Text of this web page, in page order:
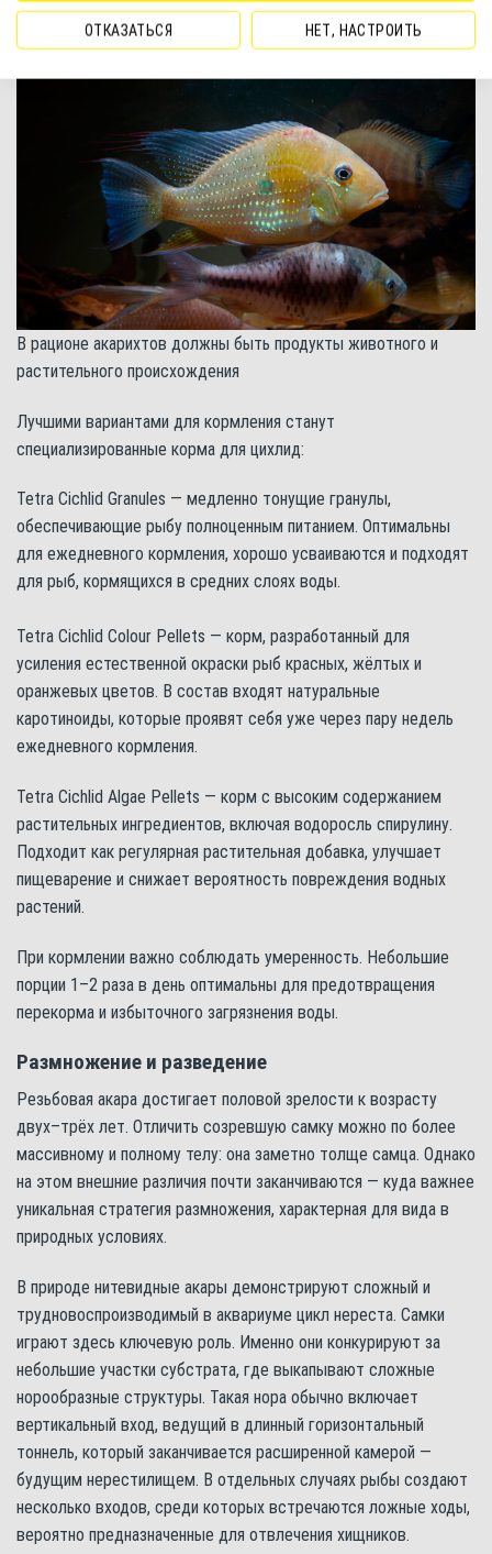
В рационе акарихтов должны быть продукты животного и
растительного происхождения
Лучшими вариантами для кормления станут
специализированные корма для цихлид:
Tetra Cichlid Granules — медленно тонущие гранулы,
обеспечивающие рыбу полноценным питанием. Оптимальны
для ежедневного кормления, хорошо усваиваются и подходят
для рыб, кормящихся в средних слоях воды.
Tetra Cichlid Colour Pellets — корм, разработанный для
усиления естественной окраски рыб красных, жёлтых и
оранжевых цветов. В состав входят натуральные
каротиноиды, которые проявят себя уже через пару недель
ежедневного кормления.
Tetra Cichlid Algae Pellets — корм с высоким содержанием
растительных ингредиентов, включая водоросль спирулину.
Подходит как регулярная растительная добавка, улучшает
пищеварение и снижает вероятность повреждения водных
растений.
При кормлении важно соблюдать умеренность. Небольшие
порции 1–2 раза в день оптимальны для предотвращения
перекорма и избыточного загрязнения воды.
Размножение и разведение
Резьбовая акара достигает половой зрелости к возрасту
двух–трёх лет. Отличить созревшую самку можно по более
массивному и полному телу: она заметно толще самца. Однако
на этом внешние различия почти заканчиваются — куда важнее
уникальная стратегия размножения, характерная для вида в
природных условиях.
В природе нитевидные акары демонстрируют сложный и
трудновоспроизводимый в аквариуме цикл нереста. Самки
играют здесь ключевую роль. Именно они конкурируют за
небольшие участки субстрата, где выкапывают сложные
норообразные структуры. Такая нора обычно включает
вертикальный вход, ведущий в длинный горизонтальный
тоннель, который заканчивается расширенной камерой —
будущим нерестилищем. В отдельных случаях рыбы создают
несколько входов, среди которых встречаются ложные ходы,
вероятно предназначенные для отвлечения хищников.
ОТКАЗАТЬСЯ НЕТ, НАСТРОИТЬ